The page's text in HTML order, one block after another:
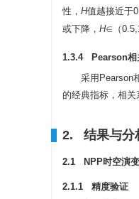
性， H值越接近于
或下降， H∈（
1.3.4 Pearson相
采用Pearson
的经典指标，相关
2. 结果与分
2.1 NPP时空演
2.1.1 精度验证